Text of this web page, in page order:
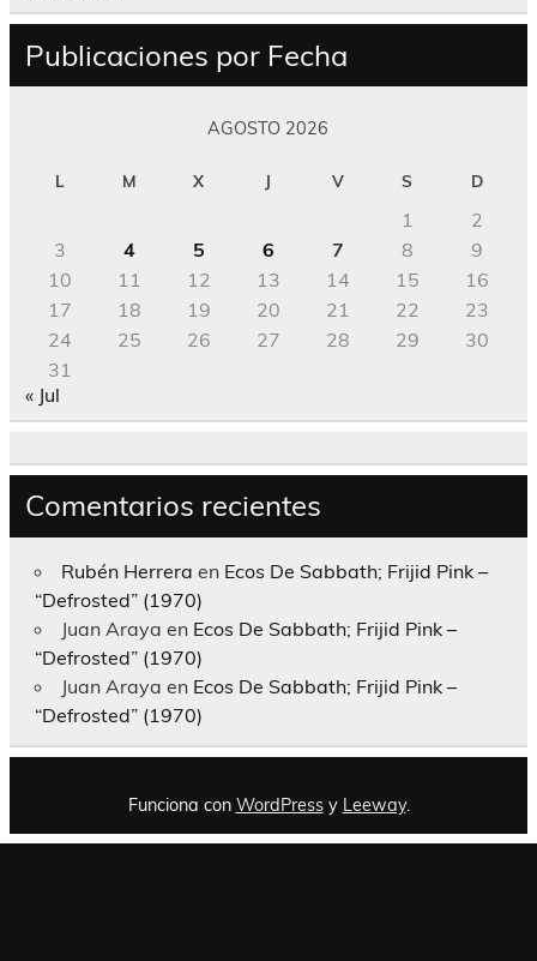
Publicaciones por Fecha
AGOSTO 2026
L M X J V S D
1
2
3
4 5 6 7 8
9
10
11 12 13 14 15
16
17
18 19 20 21 22
23
24
25 26 27 28 29
30
31
« Jul
Comentarios recientes
Rubén Herrera en Ecos De Sabbath; Frijid Pink –
“Defrosted” (1970)
Juan Araya en Ecos De Sabbath; Frijid Pink –
“Defrosted” (1970)
Juan Araya en Ecos De Sabbath; Frijid Pink –
“Defrosted” (1970)
Funciona con WordPressy Leeway.